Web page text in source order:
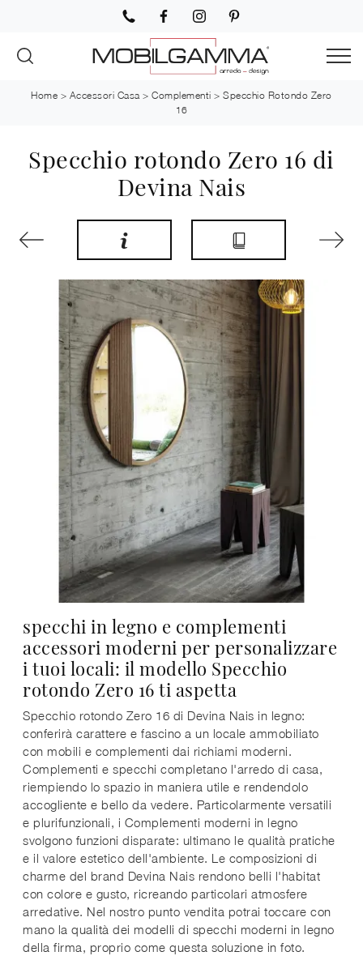
Home > Accessori Casa >Complementi >Specchio Rotondo Zero
16
Specchio rotondo Zero 16 di
Devina Nais
specchi in legno e complementi
accessori moderni per personalizzare
i tuoi locali: il modello Specchio
rotondo Zero 16 ti aspetta
Specchio rotondo Zero 16 di Devina Nais in legno:
conferirà carattere e fascino a un locale ammobiliato
con mobili e complementi dai richiami moderni.
Complementi e specchi completano l'arredo di casa,
riempiendo lo spazio in maniera utile e rendendolo
accogliente e bello da vedere. Particolarmente versatili
e plurifunzionali, i Complementi moderni in legno
svolgono funzioni disparate: ultimano le qualità pratiche
e il valore estetico dell'ambiente. Le composizioni di
charme del brand Devina Nais rendono belli l'habitat
con colore e gusto, ricreando particolari atmosfere
arredative. Nel nostro punto vendita potrai toccare con
mano la qualità dei modelli di specchi moderni in legno
della firma, proprio come questa soluzione in foto.